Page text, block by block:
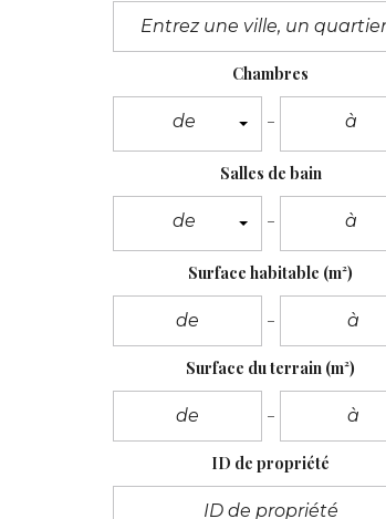
Chambres
de à
Salles de bain
de à
Surface habitable (m²)
Surface du terrain (m²)
ID de propriété